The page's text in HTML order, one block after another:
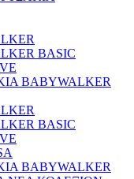
BASIC
BABYWALKER
BASIC
BABYWALKER